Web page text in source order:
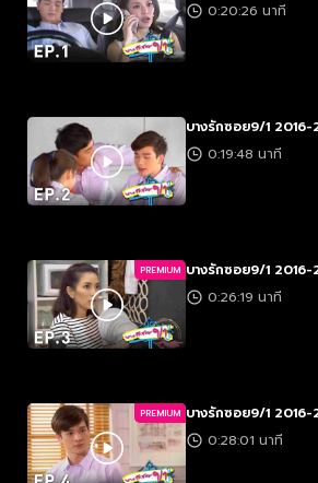
0:20:26 นาที
บางรักซอย9/1 2016-
0:19:48 นาที
PREMIUM บางรักซอย9/1 2016-
0:26:19 นาที
PREMIUM บางรักซอย9/1 2016-
0:28:01 นาที